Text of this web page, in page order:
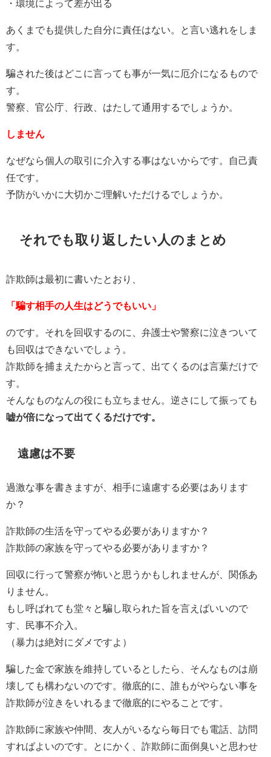
・環境によって差が出る
あくまでも提供した自分に責任はない。と言い逃れをしま
す。
騙された後はどこに言っても事が一気に厄介になるもので
す。
警察、官公庁、行政、はたして通用するでしょうか。
しません
なぜなら個人の取引に介入する事はないからです。自己責
任です。
予防がいかに大切かご理解いただけるでしょうか。
それでも取り返したい人のまとめ
詐欺師は最初に書いたとおり、
「騙す相手の人生はどうでもいい」
のです。それを回収するのに、弁護士や警察に泣きついて
も回収はできないでしょう。
詐欺師を捕まえたからと言って、出てくるのは言葉だけで
す。
そんなものなんの役にも立ちません。逆さにして振っても
嘘が倍になって出てくるだけです。
遠慮は不要
過激な事を書きますが、相手に遠慮する必要はあります
か？
詐欺師の生活を守ってやる必要がありますか？
詐欺師の家族を守ってやる必要がありますか？
回収に行って警察が怖いと思うかもしれませんが、関係あ
りません。
もし呼ばれても堂々と騙し取られた旨を言えばいいので
す、民事不介入。
（暴力は絶対にダメですよ）
騙した金で家族を維持しているとしたら、そんなものは崩
壊しても構わないのです。徹底的に、誰もがやらない事を
詐欺師が泣きをいれるまで徹底的にやることです。
詐欺師に家族や仲間、友人がいるなら毎日でも電話、訪問
すればよいのです。とにかく、詐欺師に面倒臭いと思わせ